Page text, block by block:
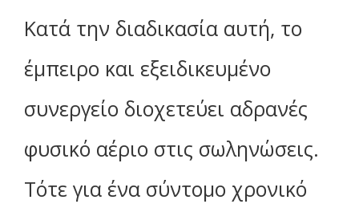
Κατά την διαδικασία αυτή, το
έμπειρο και εξειδικευμένο
συνεργείο διοχετεύει αδρανές
φυσικό αέριο στις σωληνώσεις.
Τότε για ένα σύντομο χρονικό